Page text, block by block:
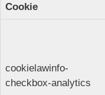
Cookie
cookielawinfo-
checkbox-analytics